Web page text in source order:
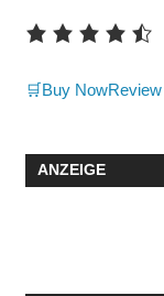
🛒Buy NowReview
ANZEIGE